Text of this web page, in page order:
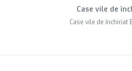
Case vile de
Case vile de închiriat